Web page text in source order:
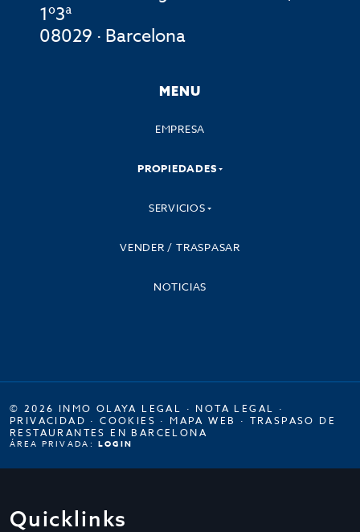
1º3ª
08029 · Barcelona
MENU
EMPRESA
PROPIEDADES
SERVICIOS
VENDER / TRASPASAR
NOTICIAS
© 2026 INMO OLAYA LEGAL · NOTA LEGAL ·
PRIVACIDAD ·COOKIES · MAPA WEB · TRASPASO DE
RESTAURANTES EN BARCELONA
ÁREA PRIVADA: LOGIN
Quicklinks